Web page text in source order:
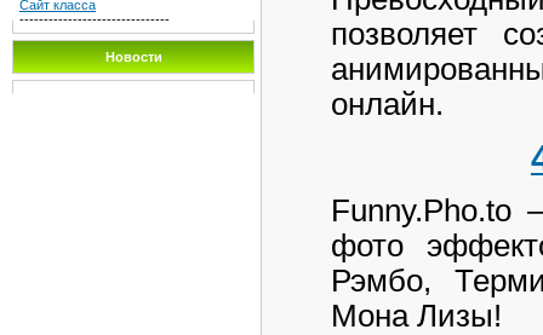
Сайт класса
-------------------------------
Новости
позволяет
онлайн.
Funny.Pho.to
фото
Рэмбо,
Мона Лизы!